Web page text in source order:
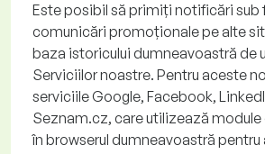
Este posibil să primiți notificări sub
comunicări promoționale pe alte
baza istoricului dumneavoastră de
Serviciilor noastre. Pentru aceste
serviciile Google, Facebook,
Seznam.cz, care utilizează
în browserul dumneavoastră pentru